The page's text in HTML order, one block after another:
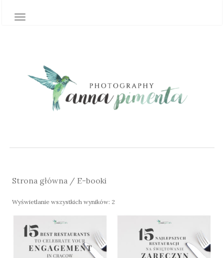
TOGGLE NAVIGATION
Strona główna / E-booki
Wyświetlanie wszystkich wyników: 2